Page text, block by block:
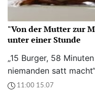
"Von der Mutter zur
unter einer Stunde
„15 Burger, 58
niemanden satt macht“
11:00 15.07